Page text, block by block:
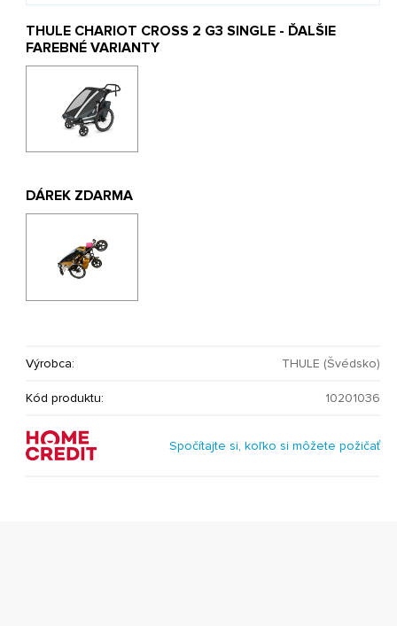
THULE CHARIOT CROSS 2 G3 SINGLE - ĎALŠIE
FAREBNÉ VARIANTY
DÁREK ZDARMA
Výrobca: THULE (Švédsko)
Kód produktu: 10201036
Spočítajte si, koľko si môžete požičať